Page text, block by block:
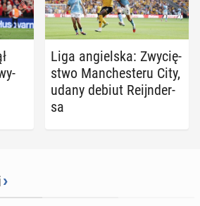
Liga an­giel­ska: Zwy­cię­
stwo Man­che­ste­ru City,
udany debiut Re­ijn­der­
sa
›